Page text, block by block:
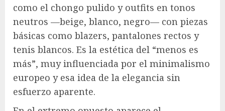
como el chongo pulido y outfits en tonos
neutros —beige, blanco, negro— con piezas
básicas como blazers, pantalones rectos y
tenis blancos. Es la estética del “menos es
más”, muy influenciada por el minimalismo
europeo y esa idea de la elegancia sin
esfuerzo aparente.